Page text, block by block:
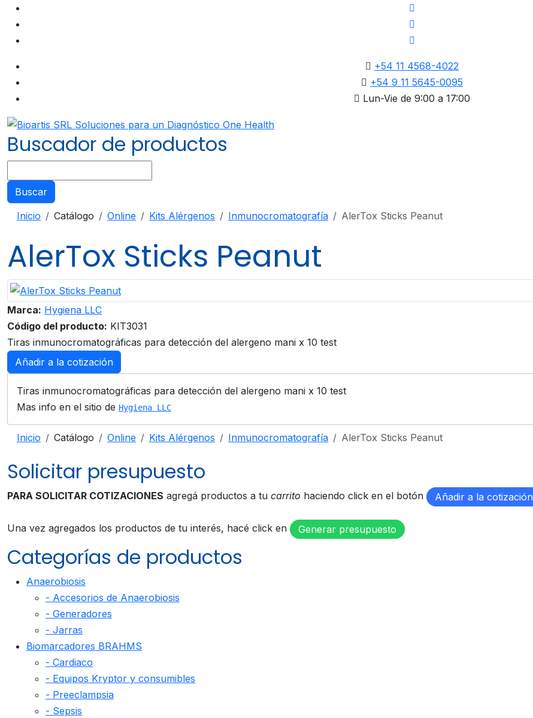
+54 11 4568-4022
+54 9 11 5645-0095
Lun-Vie de 9:00 a 17:00
Buscador de productos
Buscar
Inicio
Catálogo Online Kits Alérgenos Inmunocromatografía AlerTox Sticks Peanut
AlerTox Sticks Peanut
Marca: Hygiena LLC
Código del producto: KIT3031
Tiras inmunocromatográficas para detección del alergeno mani x 10 test
Añadir a la cotización
Tiras inmunocromatográficas para detección del alergeno mani x 10 test
Mas info en el sitio de Hygiena LLC
Inicio Catálogo Online Kits Alérgenos Inmunocromatografía AlerTox Sticks Peanut
Solicitar presupuesto
PARA SOLICITAR COTIZACIONES agregá productos a tu carrito haciendo click en el botón Añadir a la cotización
Una vez agregados los productos de tu interés, hacé click en Generar presupuesto
Categorías de productos
Anaerobiosis
- Accesorios de Anaerobiosis
- Generadores
- Jarras
Biomarcadores BRAHMS
- Cardiaco
- Equipos Kryptor y consumibles
- Preeclampsia
- Sepsis